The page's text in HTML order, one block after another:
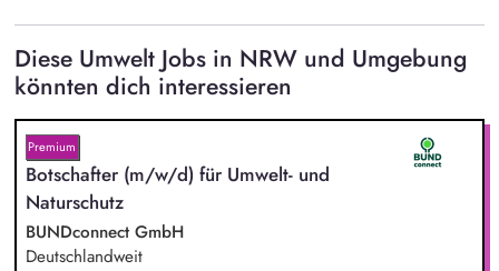
Diese Umwelt Jobs in NRW und Umgebung
könnten dich interessieren
Premium
Botschafter (m/w/d) für Umwelt- und
Naturschutz
BUNDconnect GmbH
Deutschlandweit